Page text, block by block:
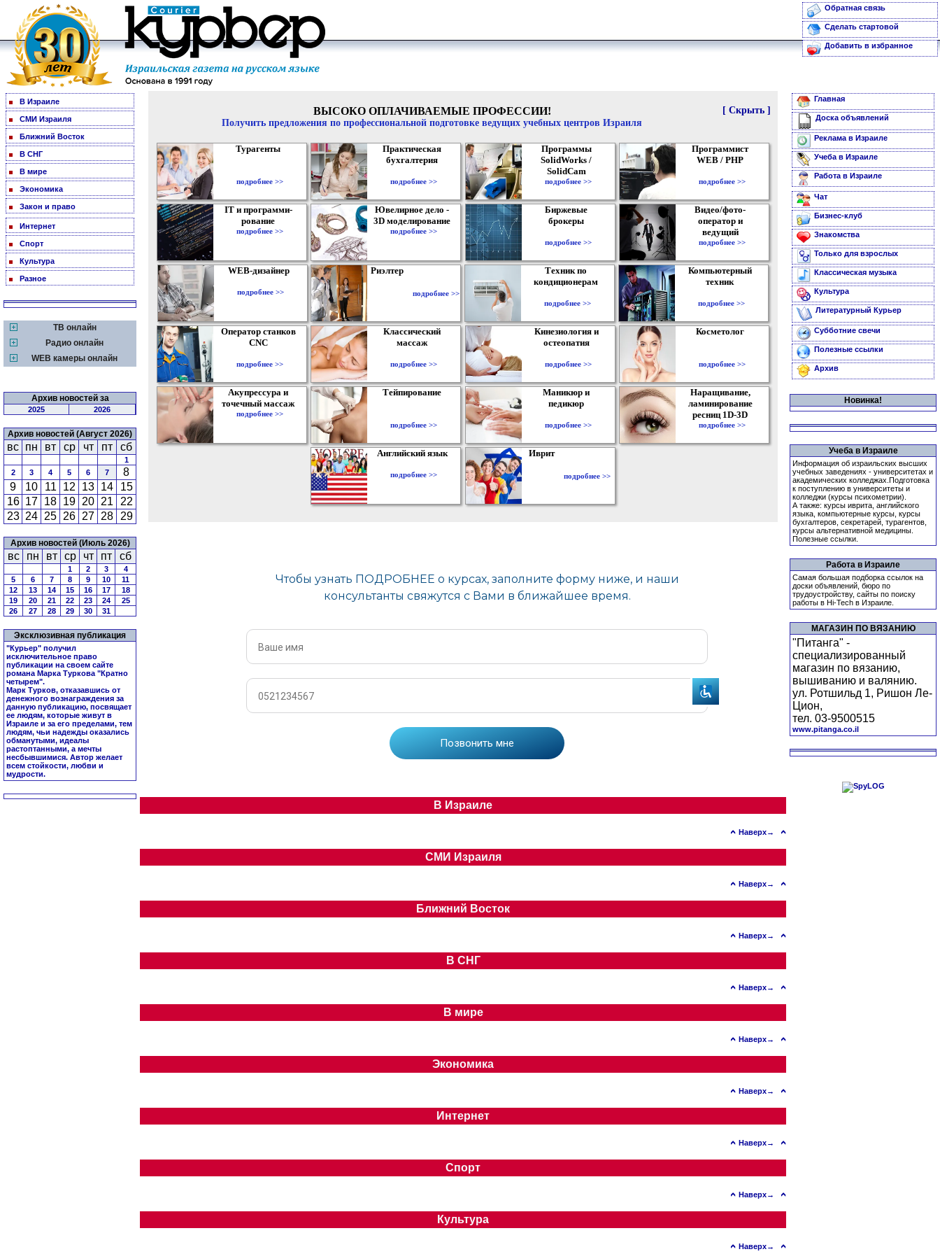
Обратная связь
Сделать стартовой
Добавить в избранное
В Израиле
СМИ Израиля
Ближний Восток
В СНГ
В мире
Экономика
Закон и право
Интернет
Спорт
Культура
Разное
ТВ онлайн
Радио онлайн
WEB камеры онлайн
Архив новостей за
2025 2026
Архив новостей (Август 2026)
вс пн вт ср чт пт сб
1
2
3 4 5 6 7
8
9
10 11 12 13 14
15
16 17 18 19 20 21
22
23 24 25 26 27 28 29
Архив новостей (Июль 2026)
вс пн вт ср чт пт сб
1 2 3
4
5
6 7 8 9 10
11
12
13 14 15 16 17
18
19
20 21 22 23 24
25
26
27 28 29 30 31
Эксклюзивная публикация
"Курьер" получил
исключительное право
публикации на своем сайте
романа Марка Туркова "Кратно
четырем".
Марк Турков, отказавшись от
денежного вознаграждения за
данную публикацию, посвящает
ее людям, которые живут в
Израиле и за его пределами, тем
людям, чьи надежды оказались
обманутыми, идеалы
растоптанными, а мечты
несбывшимися. Автор желает
всем стойкости, любви и
мудрости.
[ Скрыть ]
ВЫСОКО ОПЛАЧИВАЕМЫЕ ПРОФЕССИИ!
Получить предложения по профессиональной подготовке ведущих учебных центров Израиля
Турагенты
подробнее >>
Практическая
бухгалтерия
подробнее >>
Программы
SolidWorks /
SolidCam
подробнее >>
Программист
WEB / PHP
подробнее >>
IT и программи-
рование
подробнее >>
Ювелирное дело -
3D моделирование
подробнее >>
Биржевые
брокеры
подробнее >>
Видео/фото-
оператор и
ведущий
подробнее >>
WEB-дизайнер
подробнее >>
Риэлтер
подробнее >>
Техник по
кондиционерам
подробнее >>
Компьютерный
техник
подробнее >>
Оператор станков
CNC
подробнее >>
Классический
массаж
подробнее >>
Кинезиология и
остеопатия
подробнее >>
Косметолог
подробнее >>
Акупрессура и
точечный массаж
подробнее >>
Тейпирование
подробнее >>
Маникюр и
педикюр
подробнее >>
Наращивание,
ламинирование
ресниц 1D-3D
подробнее >>
Английский язык
подробнее >>
Иврит
подробнее >>
В Израиле
Наверх→
СМИ Израиля
Наверх→
Ближний Восток
Наверх→
В СНГ
Наверх→
В мире
Наверх→
Экономика
Наверх→
Интернет
Наверх→
Спорт
Наверх→
Культура
Наверх→
Главная
Доска объявлений
Реклама в Израиле
Учеба в Израиле
Работа в Израиле
Чат
Бизнес-клуб
Знакомства
Только для взрослых
Классическая музыка
Культура
Литературный Курьер
Субботние свечи
Полезные ссылки
Архив
Новинка!
Учеба в Израиле
Информация об израильских высших
учебных заведениях - университетах и
академических колледжах.Подготовка
к поступлению в университеты и
колледжи (курсы психометрии).
А также: курсы иврита, английского
языка, компьютерные курсы, курсы
бухгалтеров, секретарей, турагентов,
курсы альтернативной медицины.
Полезные ссылки.
Работа в Израиле
Самая большая подборка ссылок на
доски объявлений, бюро по
трудоустройству, сайты по поиску
работы в Hi-Tech в Израиле.
МАГАЗИН ПО ВЯЗАНИЮ
"Питанга" -
специализированный
магазин по вязанию,
вышиванию и валянию.
ул. Ротшильд 1, Ришон Ле-
Цион,
тел. 03-9500515
www.pitanga.co.il